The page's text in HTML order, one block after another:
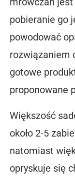
pobieranie go
powodować
rozwiązaniem
gotowe
proponowane
Większość
około 2-5
natomiast
opryskuje się